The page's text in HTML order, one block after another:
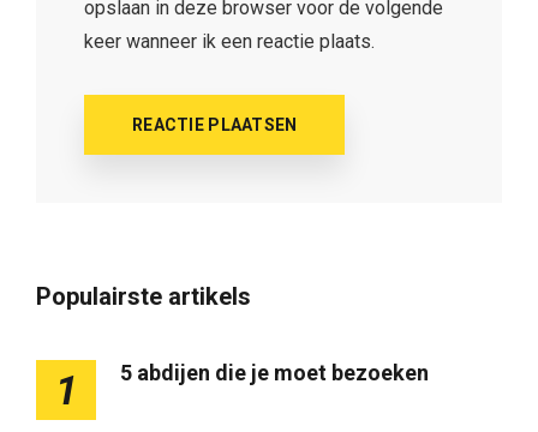
opslaan in deze browser voor de volgende
keer wanneer ik een reactie plaats.
Populairste artikels
1 5 abdijen die je moet bezoeken